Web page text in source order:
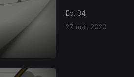
Ep. 34
27 mai. 2020